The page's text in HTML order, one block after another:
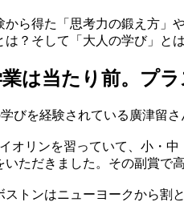
ら得た「思考力の鍛え方」
は？そして「大人の学び」と
は当たり前。プ
びを経験されている廣津留
オリンを習っていて、小・中
ただきました。その副賞で
トンはニューヨークから割